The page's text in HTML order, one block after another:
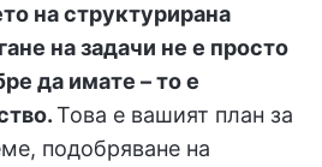
на структурирана
на задачи не е просто
да имате – то е
Това е вашият план за
подобряване на